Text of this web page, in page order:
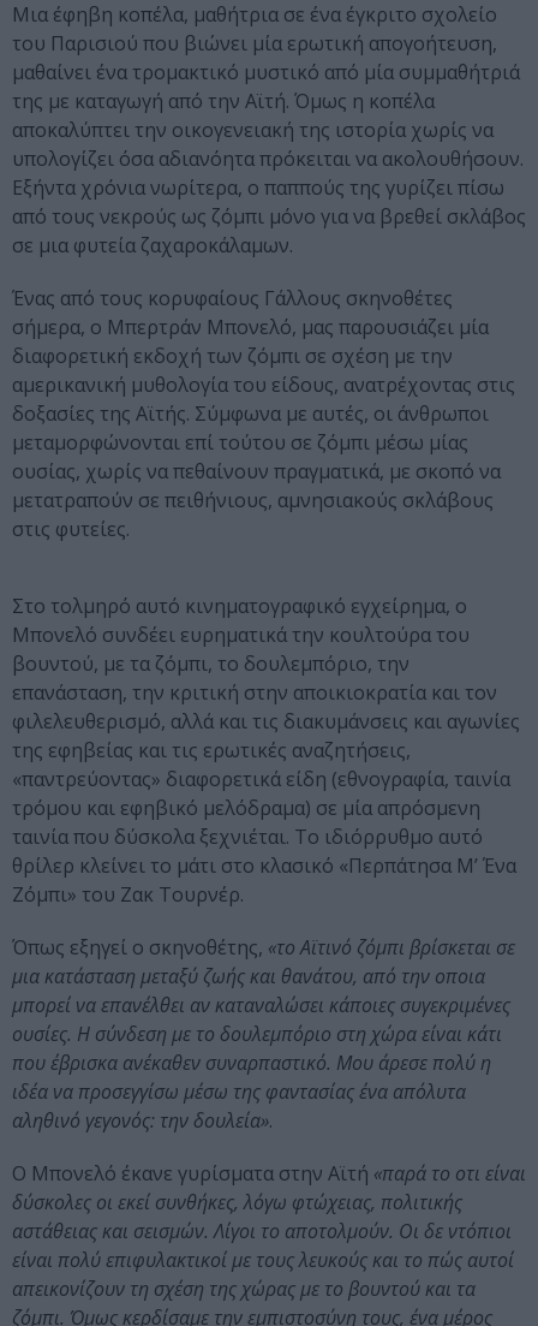
Μια έφηβη κοπέλα, μαθήτρια σε ένα έγκριτο σχολείο
του Παρισιού που βιώνει μία ερωτική απογοήτευση,
μαθαίνει ένα τρομακτικό μυστικό από μία συμμαθήτριά
της με καταγωγή από την Αϊτή. Όμως η κοπέλα
αποκαλύπτει την οικογενειακή της ιστορία χωρίς να
υπολογίζει όσα αδιανόητα πρόκειται να ακολουθήσουν.
Εξήντα χρόνια νωρίτερα, ο παππούς της γυρίζει πίσω
από τους νεκρούς ως ζόμπι μόνο για να βρεθεί σκλάβος
σε μια φυτεία ζαχαροκάλαμων.
Ένας από τους κορυφαίους Γάλλους σκηνοθέτες
σήμερα, ο Μπερτράν Μπονελό, μας παρουσιάζει μία
διαφορετική εκδοχή των ζόμπι σε σχέση με την
αμερικανική μυθολογία του είδους, ανατρέχοντας στις
δοξασίες της Αϊτής. Σύμφωνα με αυτές, οι άνθρωποι
μεταμορφώνονται επί τούτου σε ζόμπι μέσω μίας
ουσίας, χωρίς να πεθαίνουν πραγματικά, με σκοπό να
μετατραπούν σε πειθήνιους, αμνησιακούς σκλάβους
στις φυτείες.
Στο τολμηρό αυτό κινηματογραφικό εγχείρημα, ο
Μπονελό συνδέει ευρηματικά την κουλτούρα του
βουντού, με τα ζόμπι, το δουλεμπόριο, την
επανάσταση, την κριτική στην αποικιοκρατία και τον
φιλελευθερισμό, αλλά και τις διακυμάνσεις και αγωνίες
της εφηβείας και τις ερωτικές αναζητήσεις,
«παντρεύοντας» διαφορετικά είδη (εθνογραφία, ταινία
τρόμου και εφηβικό μελόδραμα) σε μία απρόσμενη
ταινία που δύσκολα ξεχνιέται. Το ιδιόρρυθμο αυτό
θρίλερ κλείνει το μάτι στο κλασικό «Περπάτησα Μ’ Ένα
Ζόμπι» του Ζακ Τουρνέρ.
Όπως εξηγεί ο σκηνοθέτης, «το Αϊτινό ζόμπι βρίσκεται σε
μια κατάσταση μεταξύ ζωής και θανάτου, από την οποια
μπορεί να επανέλθει αν καταναλώσει κάποιες συγεκριμένες
ουσίες. Η σύνδεση με το δουλεμπόριο στη χώρα είναι κάτι
που έβρισκα ανέκαθεν συναρπαστικό. Μου άρεσε πολύ η
ιδέα να προσεγγίσω μέσω της φαντασίας ένα απόλυτα
αληθινό γεγονός: την δουλεία».
Ο Μπονελό έκανε γυρίσματα στην Αϊτή «παρά το οτι είναι
δύσκολες οι εκεί συνθήκες, λόγω φτώχειας, πολιτικής
αστάθειας και σεισμών. Λίγοι το αποτολμούν. Οι δε ντόπιοι
είναι πολύ επιφυλακτικοί με τους λευκούς και το πώς αυτοί
απεικονίζουν τη σχέση της χώρας με το βουντού και τα
ζόμπι. Όμως κερδίσαμε την εμπιστοσύνη τους, ένα μέρος